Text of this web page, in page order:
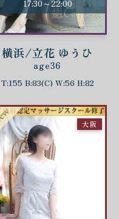
17:30～22:00
横浜/立花 ゆうひ
age36
T:155 B:83(C) W:56 H:82
大阪